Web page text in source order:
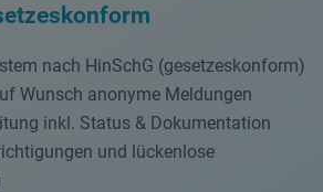
nach HinSchG (gesetzeskonform)
Wunsch anonyme Meldungen
inkl. Status & Dokumentation
und lückenlose